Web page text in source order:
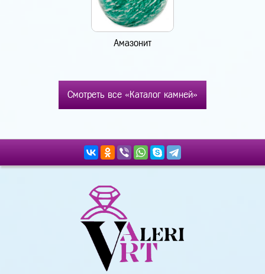
Амазонит
Смотреть все «Каталог камней»